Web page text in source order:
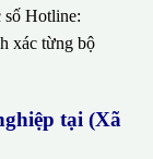
số Hotline:
xác từng bộ
tại (Xã